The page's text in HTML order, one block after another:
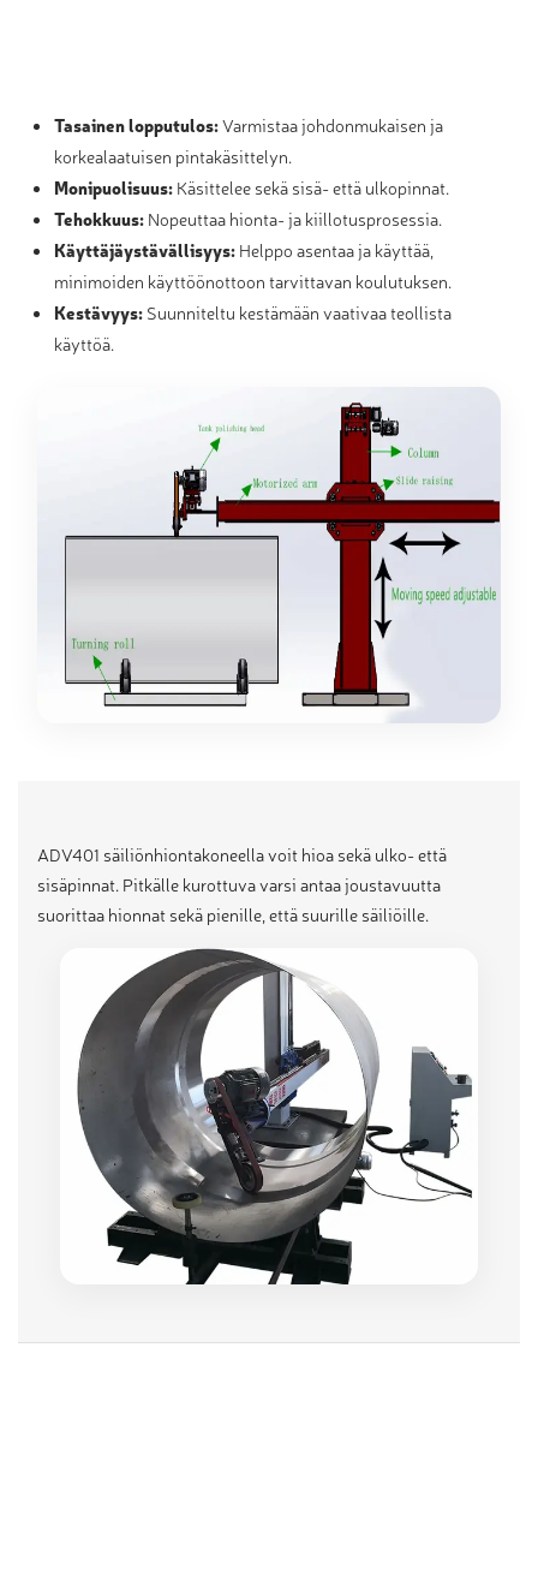
Tasainen lopputulos:Varmistaa johdonmukaisen ja
korkealaatuisen pintakäsittelyn.
Monipuolisuus: Käsittelee sekä sisä- että ulkopinnat.
Tehokkuus: Nopeuttaa hionta- ja kiillotusprosessia.
Käyttäjäystävällisyys: Helppo asentaa ja käyttää,
minimoiden käyttöönottoon tarvittavan koulutuksen.
Kestävyys: Suunniteltu kestämään vaativaa teollista
käyttöä.
ADV401 säiliönhiontakoneella voit hioa sekä ulko- että
sisäpinnat. Pitkälle kurottuva varsi antaa joustavuutta
suorittaa hionnat sekä pienille, että suurille säiliöille.